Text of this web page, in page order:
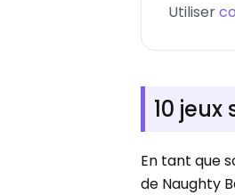
Utiliser
10
En tant que
de Naughty